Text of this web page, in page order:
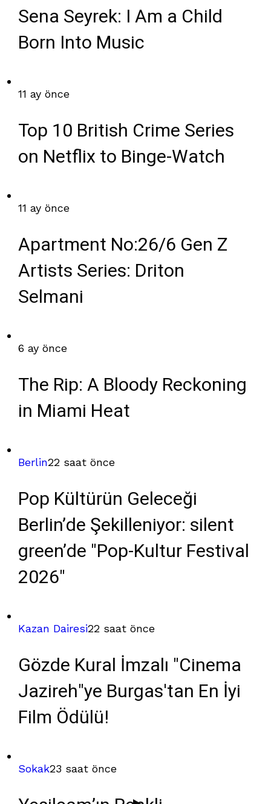
Sena Seyrek: I Am a Child
Born Into Music
11 ay önce
Top 10 British Crime Series
on Netflix to Binge-Watch
11 ay önce
Apartment No:26/6 Gen Z
Artists Series: Driton
Selmani
6 ay önce
The Rip: A Bloody Reckoning
in Miami Heat
Berlin22 saat önce
Pop Kültürün Geleceği
Berlin’de Şekilleniyor: silent
green’de "Pop-Kultur Festival
2026"
Kazan Dairesi22 saat önce
Gözde Kural İmzalı "Cinema
Jazireh"ye Burgas'tan En İyi
Film Ödülü!
Sokak23 saat önce